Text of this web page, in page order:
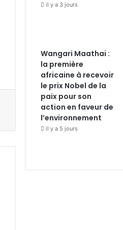
il y a 3 jours
Wangari Maathai :
la première
africaine à recevoir
le prix Nobel de la
paix pour son
action en faveur de
l’environnement
il y a 5 jours